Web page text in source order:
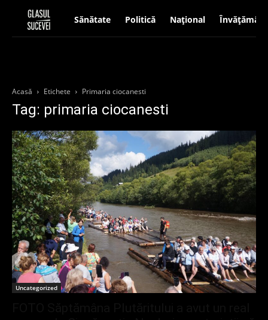
Sănătate Politică Național Învățământ
Acasă Etichete Primaria ciocanesti
Tag: primaria ciocanesti
Uncategorized